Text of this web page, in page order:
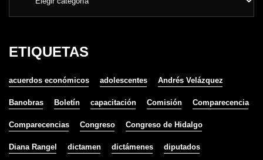
ETIQUETAS
acuerdos económicos adolescentes Andrés Velázquez
Banobras Boletín capacitación Comisión Comparecencia
Comparecencias Congreso Congreso de Hidalgo
Diana Rangel dictamen dictámenes diputados